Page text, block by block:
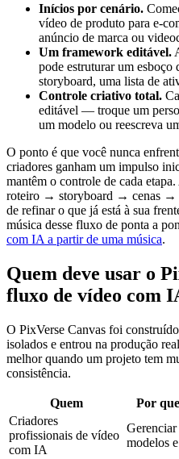
Inícios por cenário.
vídeo de produto para e-
anúncio de marca ou
Um framework editável.
pode estruturar um
storyboard, uma lista de
Controle criativo total.
editável — troque um
um modelo ou reescreva
O ponto é que você nunca
criadores ganham um impulso
mantêm o controle de cada
roteiro → storyboard → cenas →
de refinar o que já está à sua
música desse fluxo de ponta a
com IA a partir de uma música.
Quem deve usar o
fluxo de vídeo com
O PixVerse Canvas foi
isolados e entrou na produção
melhor quando um projeto tem
consistência.
Quem
Por
Criadores
profissionais de vídeo
com IA
modelos